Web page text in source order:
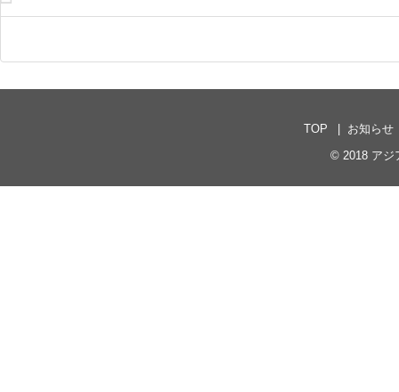
TOP
お知らせ
© 2018 アジ